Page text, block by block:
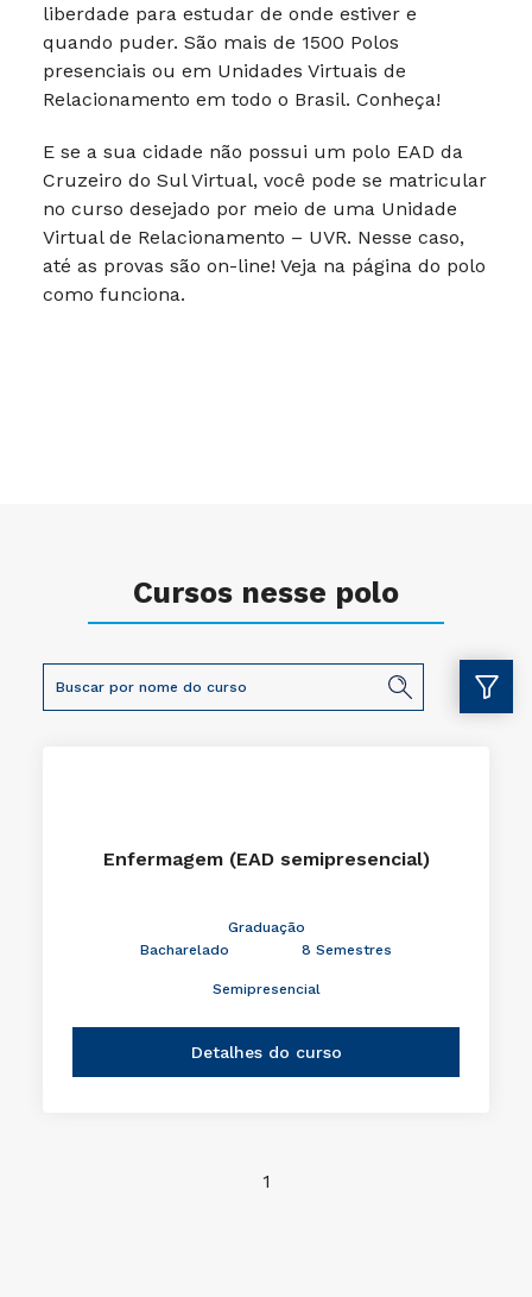
liberdade para estudar de onde estiver e
quando puder. São mais de 1500 Polos
presenciais ou em Unidades Virtuais de
Relacionamento em todo o Brasil. Conheça!
E se a sua cidade não possui um polo EAD da
Cruzeiro do Sul Virtual, você pode se matricular
no curso desejado por meio de uma Unidade
Virtual de Relacionamento – UVR. Nesse caso,
até as provas são on-line! Veja na página do polo
como funciona.
Cursos nesse polo
Enfermagem (EAD semipresencial)
Graduação
Bacharelado
8 Semestres
Semipresencial
Detalhes do curso
1